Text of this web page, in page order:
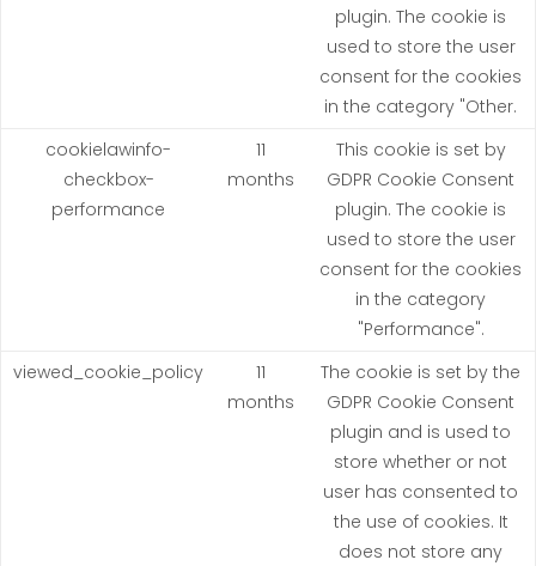
plugin. The cookie is
used to store the user
consent for the cookies
in the category "Other.
cookielawinfo-
checkbox-
performance
11
months
This cookie is set by
GDPR Cookie Consent
plugin. The cookie is
used to store the user
consent for the cookies
in the category
"Performance".
viewed_cookie_policy
11
months
The cookie is set by the
GDPR Cookie Consent
plugin and is used to
store whether or not
user has consented to
the use of cookies. It
does not store any